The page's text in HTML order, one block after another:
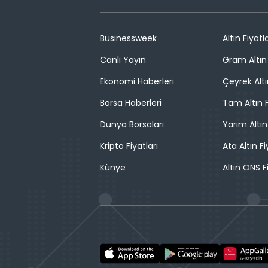
Businessweek
Canlı Yayın
Ekonomi Haberleri
Borsa Haberleri
Dünya Borsaları
Kripto Fiyatları
Künye
Altın
Gram Altın
Çeyrek
Tam Altın
Yarım
Ata Altın
Altın ONS